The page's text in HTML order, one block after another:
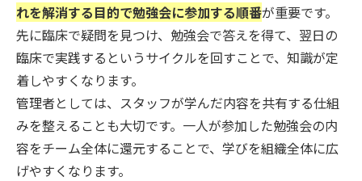
れを解消する目的で勉強会に参加する順番が重要です。
先に臨床で疑問を見つけ、勉強会で答えを得て、翌日の
臨床で実践するというサイクルを回すことで、知識が定
着しやすくなります。
管理者としては、スタッフが学んだ内容を共有する仕組
みを整えることも大切です。一人が参加した勉強会の内
容をチーム全体に還元することで、学びを組織全体に広
げやすくなります。